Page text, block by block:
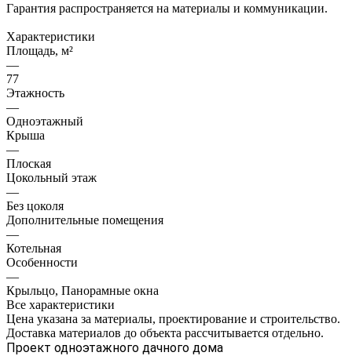
Гарантия распространяется на материалы и коммуникации.
Характеристики
Площадь, м²
—
77
Этажность
—
Одноэтажный
Крыша
—
Плоская
Цокольный этаж
—
Без цоколя
Дополнительные помещения
—
Котельная
Особенности
—
Крыльцо, Панорамные окна
Все характеристики
Цена указана за материалы, проектирование и строительство.
Доставка материалов до объекта рассчитывается отдельно.
Проект одноэтажного дачного дома